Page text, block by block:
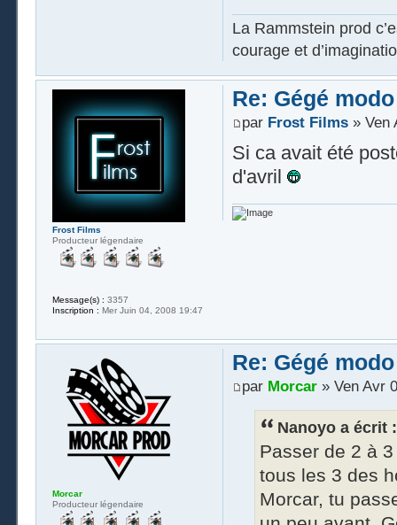
La Rammstein prod
courage et
Re: Gégé
par Frost Films» Ven
Si ca avait été
d'avril
Frost Films
Producteur légendaire
Message(s) : 3357
Inscription : Mer Juin 04, 2008 19:47
Re: Gégé
par Morcar» Ven Avr
Nanoyo a écrit :
Passer de 2 à
tous les 3 des
Morcar, tu
Morcar
Producteur légendaire